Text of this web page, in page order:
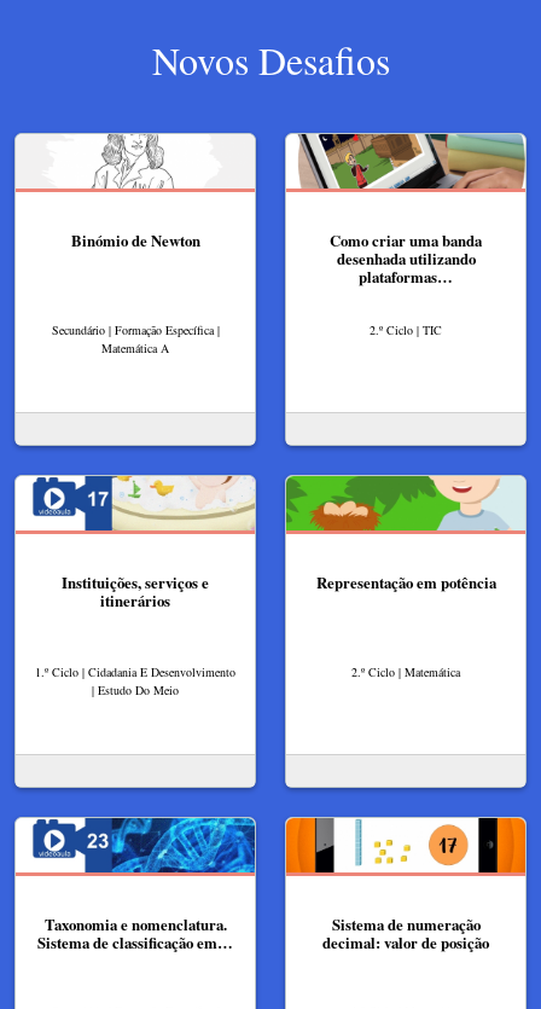
Novos Desafios
Binómio de Newton
Secundário | Formação Específica |
Matemática A
Como criar uma banda
desenhada utilizando
plataformas…
2.º Ciclo | TIC
Instituições, serviços e
itinerários
1.º Ciclo | Cidadania E Desenvolvimento
| Estudo Do Meio
Representação em potência
2.º Ciclo | Matemática
Taxonomia e nomenclatura.
Sistema de classificação em…
Sistema de numeração
decimal: valor de posição